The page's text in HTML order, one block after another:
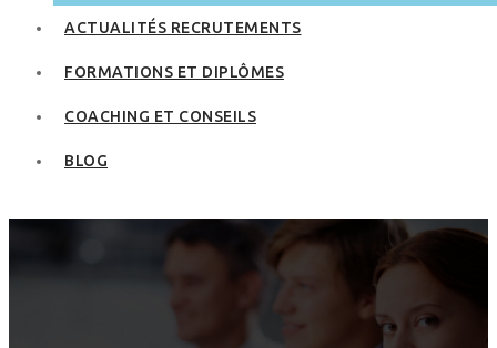
ACTUALITÉS RECRUTEMENTS
FORMATIONS ET DIPLÔMES
COACHING ET CONSEILS
BLOG